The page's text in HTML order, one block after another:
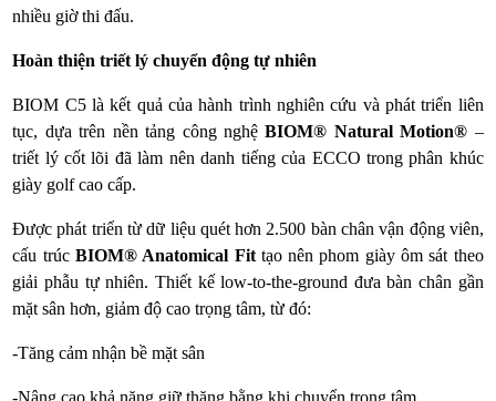
nhiều giờ thi đấu.
Hoàn thiện triết lý chuyển động tự nhiên
BIOM C5 là kết quả của hành trình nghiên cứu và phát triển liên
tục, dựa trên nền tảng công nghệBIOM® Natural Motion® –
triết lý cốt lõi đã làm nên danh tiếng của ECCO trong phân khúc
giày golf cao cấp.
Được phát triển từ dữ liệu quét hơn 2.500 bàn chân vận động viên,
cấu trúc BIOM® Anatomical Fittạo nên phom giày ôm sát theo
giải phẫu tự nhiên. Thiết kế low-to-the-ground đưa bàn chân gần
mặt sân hơn, giảm độ cao trọng tâm, từ đó:
-Tăng cảm nhận bề mặt sân
-Nâng cao khả năng giữ thăng bằng khi chuyển trọng tâm